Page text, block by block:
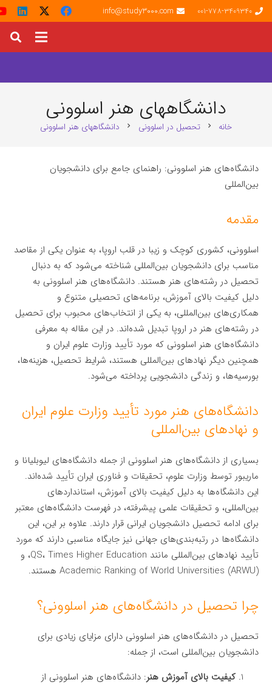
001-778-3409340
info@study3000.com
دانشگاههای هنر اسلوونی
خانه chevron_right تحصیل در اسلوونی chevron_right دانشگاههای هنر اسلوونی
دانشگاه‌های هنر اسلوونی: راهنمای جامع برای دانشجویان
بین‌المللی
مقدمه
اسلوونی، کشوری کوچک و زیبا در قلب اروپا، به عنوان یکی از مقاصد
مناسب برای دانشجویان بین‌المللی شناخته می‌شود که به دنبال
تحصیل در رشته‌های هنر هستند. دانشگاه‌های هنر اسلوونی به
دلیل کیفیت بالای آموزش، برنامه‌های تحصیلی متنوع و
همکاری‌های بین‌المللی، به یکی از انتخاب‌های محبوب برای تحصیل
در رشته‌های هنر در اروپا تبدیل شده‌اند. در این مقاله به معرفی
دانشگاه‌های هنر اسلوونی که مورد تأیید وزارت علوم ایران و
همچنین دیگر نهادهای بین‌المللی هستند، شرایط تحصیل، هزینه‌ها،
بورسیه‌ها، و زندگی دانشجویی پرداخته می‌شود.
دانشگاه‌های هنر مورد تأیید وزارت علوم ایران
و نهادهای بین‌المللی
بسیاری از دانشگاه‌های هنر اسلوونی از جمله دانشگاه‌های لیوبلیانا و
ماریبور توسط وزارت علوم، تحقیقات و فناوری ایران تأیید شده‌اند.
این دانشگاه‌ها به دلیل کیفیت بالای آموزش، استانداردهای
بین‌المللی، و تحقیقات علمی پیشرفته، در فهرست دانشگاه‌های معتبر
برای ادامه تحصیل دانشجویان ایرانی قرار دارند. علاوه بر این، این
دانشگاه‌ها در رتبه‌بندی‌های جهانی نیز جایگاه مناسبی دارند که مورد
تأیید نهادهای بین‌المللی مانند QS، Times Higher Education، و
Academic Ranking of World Universities (ARWU) هستند.
چرا تحصیل در دانشگاه‌های هنر اسلوونی؟
تحصیل در دانشگاه‌های هنر اسلوونی دارای مزایای زیادی برای
دانشجویان بین‌المللی است، از جمله:
کیفیت بالای آموزش هنر: دانشگاه‌های هنر اسلوونی از